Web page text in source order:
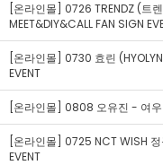
[온라인몰] 0726 TRENDZ (
MEET&DIY&CALL FAN SIGN
[온라인몰] 0730 효린
EVENT
[온라인몰] 0808 오유진 - 여
[온라인몰] 0725 NCT WISH
EVENT